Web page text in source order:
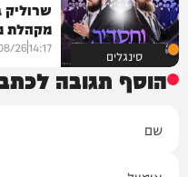
סינגלים
שרוליק
מקהלת
14:17
26
הוסף תגובה